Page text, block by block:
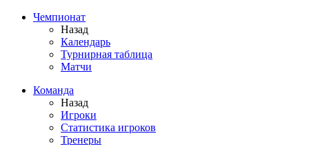
Чемпионат
Назад
Календарь
Турнирная таблица
Матчи
Команда
Назад
Игроки
Статистика игроков
Тренеры